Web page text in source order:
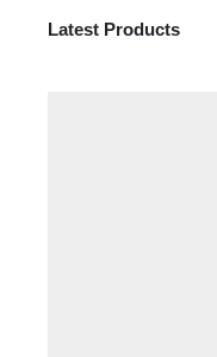
Latest Products